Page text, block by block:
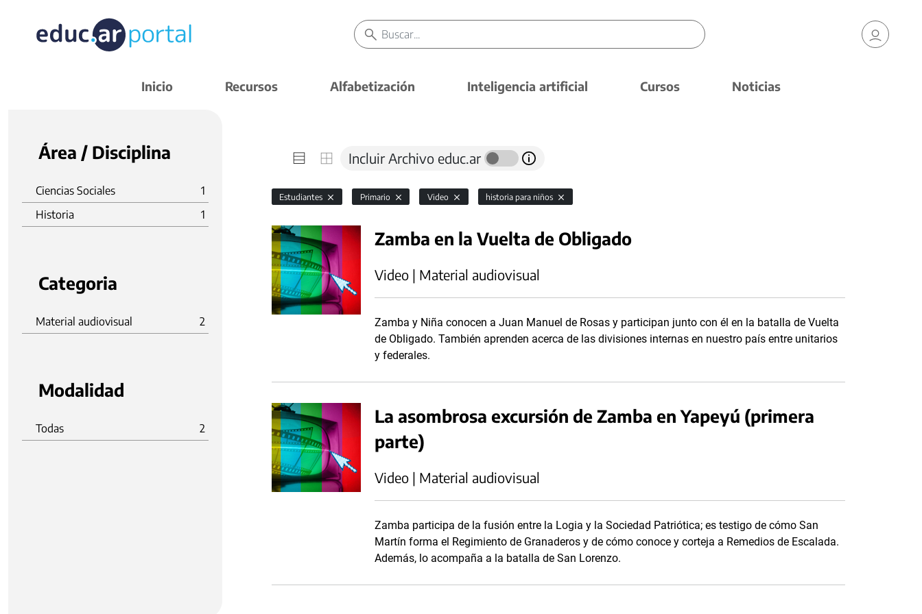
Inicio Recursos Alfabetización Inteligencia artificial Cursos Noticias
Área / Disciplina
Ciencias Sociales
1
Historia
1
Categoria
Material audiovisual 2
Modalidad
Todas 2
Incluir Archivo educ.ar
Estudiantes Primario Video historia para niños
Zamba en la Vuelta de Obligado
Video | Material audiovisual
Zamba y Niña conocen a Juan Manuel de Rosas y participan junto con él en la batalla de Vuelta
de Obligado. También aprenden acerca de las divisiones internas en nuestro país entre unitarios
y federales.
La asombrosa excursión de Zamba en Yapeyú (primera
parte)
Video | Material audiovisual
Zamba participa de la fusión entre la Logia y la Sociedad Patriótica; es testigo de cómo San
Martín forma el Regimiento de Granaderos y de cómo conoce y corteja a Remedios de Escalada.
Además, lo acompaña a la batalla de San Lorenzo.